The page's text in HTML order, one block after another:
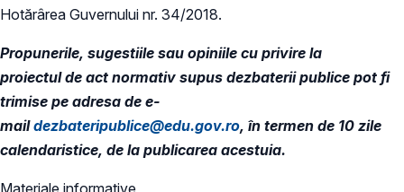
Hotărârea Guvernului nr. 34/2018.
Propunerile, sugestiile sau opiniile cu privire la
proiectul de act normativ supus dezbaterii publice pot fi
trimise pe adresa de e-
maildezbateripublice@edu.gov.ro, în termen de 10 zile
calendaristice, de la publicarea acestuia.
Materiale informative